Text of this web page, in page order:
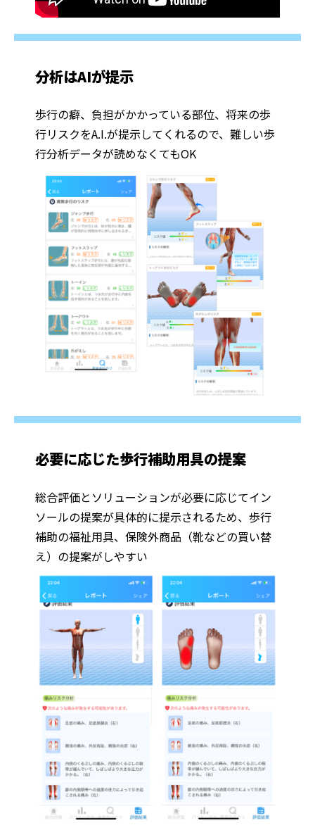
分析はAIが提示
歩行の癖、負担がかかっている部位、将来の歩
行リスクをA.I.が提示してくれるので、難しい歩
行分析データが読めなくてもOK
必要に応じた歩行補助用具の提案
総合評価とソリューションが必要に応じてイン
ソールの提案が具体的に提示されるため、歩行
補助の福祉用具、保険外商品（靴などの買い替
え）の提案がしやすい